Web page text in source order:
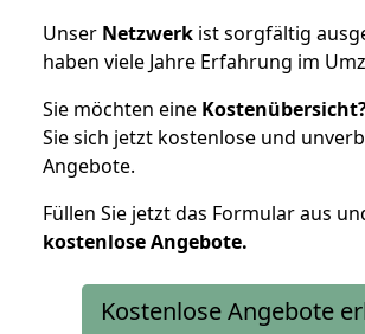
Unser Netzwerk ist sorgfältig
haben viele Jahre Erfahrung im
Sie möchten eine
Sie sich jetzt kostenlose und
Angebote.
Füllen Sie jetzt das Formular aus
kostenloseAngebote.
Kostenlose Angebote